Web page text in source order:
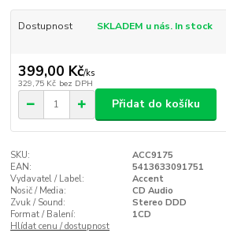
Dostupnost SKLADEM u nás. In stock
399,00 Kč/ks
329,75 Kč bez DPH
Přidat do košíku
SKU:
ACC9175
EAN:
5413633091751
Vydavatel / Label:
Accent
Nosič / Media:
CD Audio
Zvuk / Sound:
Stereo DDD
Format / Balení:
1CD
Hlídat cenu / dostupnost